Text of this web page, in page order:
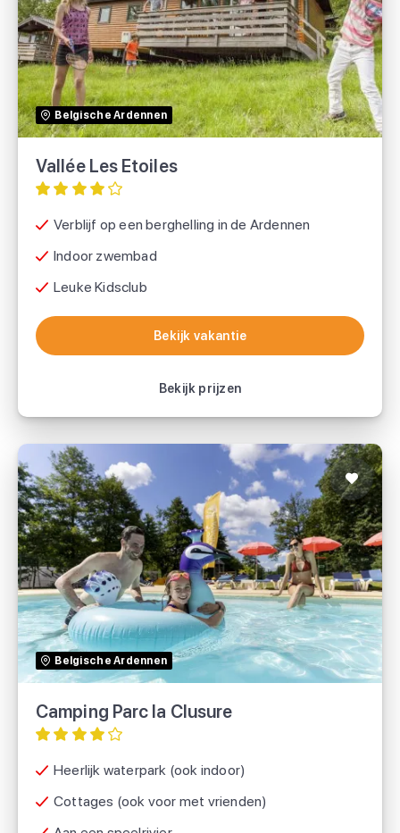
Belgische Ardennen
Vallée Les Etoiles
Verblijf op een berghelling in de Ardennen
Indoor zwembad
Leuke Kidsclub
Bekijk vakantie
Bekijk prijzen
Voordeeluitjes.nl
Bekijk vakantie
Belgische Ardennen
Camping Parc la Clusure
Heerlijk waterpark (ook indoor)
Cottages (ook voor met vrienden)
Camping Parc la Clusure
Roompot